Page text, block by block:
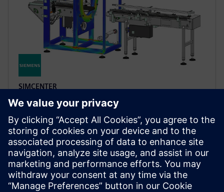
SIMCENTER
Simcenter 3D software
Rešite zapletene inženirske izzive s povečanjem
učinkovitosti simulacije. Simcenter 3D je ena izmed
najbolj celovitih in popolnoma integriranih rešitev
CAE.